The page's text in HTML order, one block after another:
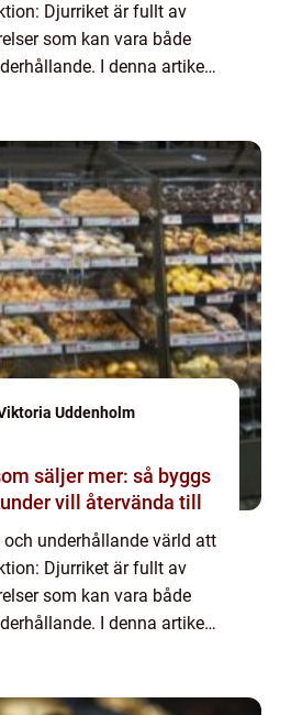
Djurriket är fullt av
som kan vara både
I denna artikel
Uddenholm
säljer mer: så byggs
vill återvända till
underhållande värld att
Djurriket är fullt av
som kan vara både
I denna artikel